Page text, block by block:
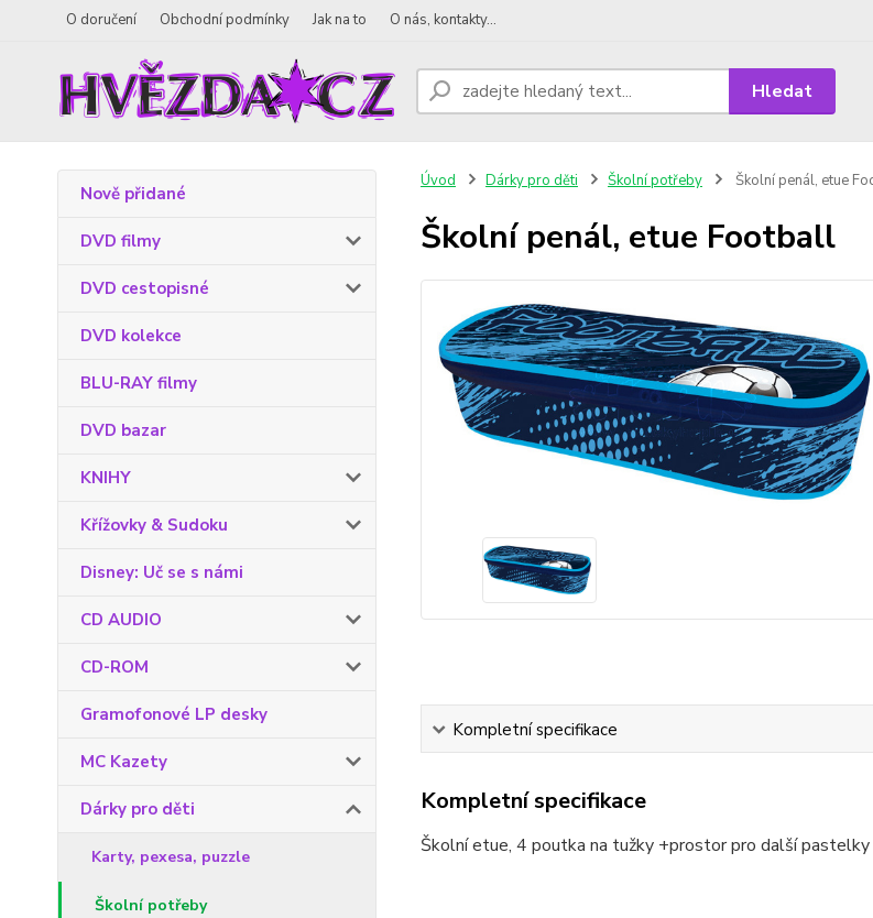
O doručení Obchodní podmínky Jak na to O nás, kontakty...
Hledat
Nově přidané
DVD filmy
DVD cestopisné
DVD kolekce
BLU-RAY filmy
DVD bazar
KNIHY
Křížovky & Sudoku
Disney: Uč se s námi
CD AUDIO
CD-ROM
Gramofonové LP desky
MC Kazety
Dárky pro děti
Karty, pexesa, puzzle
Školní potřeby
Úvod Dárky pro děti Školní potřeby Školní penál, etue
Školní penál, etue Football
Kompletní specifikace
Kompletní specifikace
Školní etue, 4 poutka na tužky +prostor pro další pastelky